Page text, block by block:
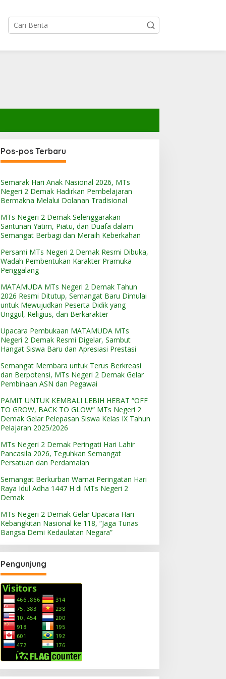
Pos-pos Terbaru
Semarak Hari Anak Nasional 2026, MTs
Negeri 2 Demak Hadirkan Pembelajaran
Bermakna Melalui Dolanan Tradisional
MTs Negeri 2 Demak Selenggarakan
Santunan Yatim, Piatu, dan Duafa dalam
Semangat Berbagi dan Meraih Keberkahan
Persami MTs Negeri 2 Demak Resmi Dibuka,
Wadah Pembentukan Karakter Pramuka
Penggalang
MATAMUDA MTs Negeri 2 Demak Tahun
2026 Resmi Ditutup, Semangat Baru Dimulai
untuk Mewujudkan Peserta Didik yang
Unggul, Religius, dan Berkarakter
Upacara Pembukaan MATAMUDA MTs
Negeri 2 Demak Resmi Digelar, Sambut
Hangat Siswa Baru dan Apresiasi Prestasi
Semangat Membara untuk Terus Berkreasi
dan Berpotensi, MTs Negeri 2 Demak Gelar
Pembinaan ASN dan Pegawai
PAMIT UNTUK KEMBALI LEBIH HEBAT “OFF
TO GROW, BACK TO GLOW” MTs Negeri 2
Demak Gelar Pelepasan Siswa Kelas IX Tahun
Pelajaran 2025/2026
MTs Negeri 2 Demak Peringati Hari Lahir
Pancasila 2026, Teguhkan Semangat
Persatuan dan Perdamaian
Semangat Berkurban Warnai Peringatan Hari
Raya Idul Adha 1447 H di MTs Negeri 2
Demak
MTs Negeri 2 Demak Gelar Upacara Hari
Kebangkitan Nasional ke 118, “Jaga Tunas
Bangsa Demi Kedaulatan Negara”
Pengunjung